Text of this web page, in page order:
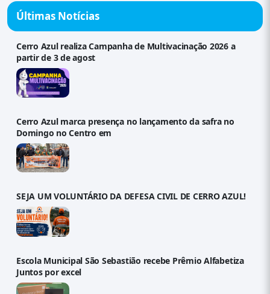
Últimas Notícias
Cerro Azul realiza Campanha de Multivacinação 2026 a
partir de 3 de agost
Cerro Azul marca presença no lançamento da safra no
Domingo no Centro em
SEJA UM VOLUNTÁRIO DA DEFESA CIVIL DE CERRO AZUL!
Escola Municipal São Sebastião recebe Prêmio Alfabetiza
Juntos por excel